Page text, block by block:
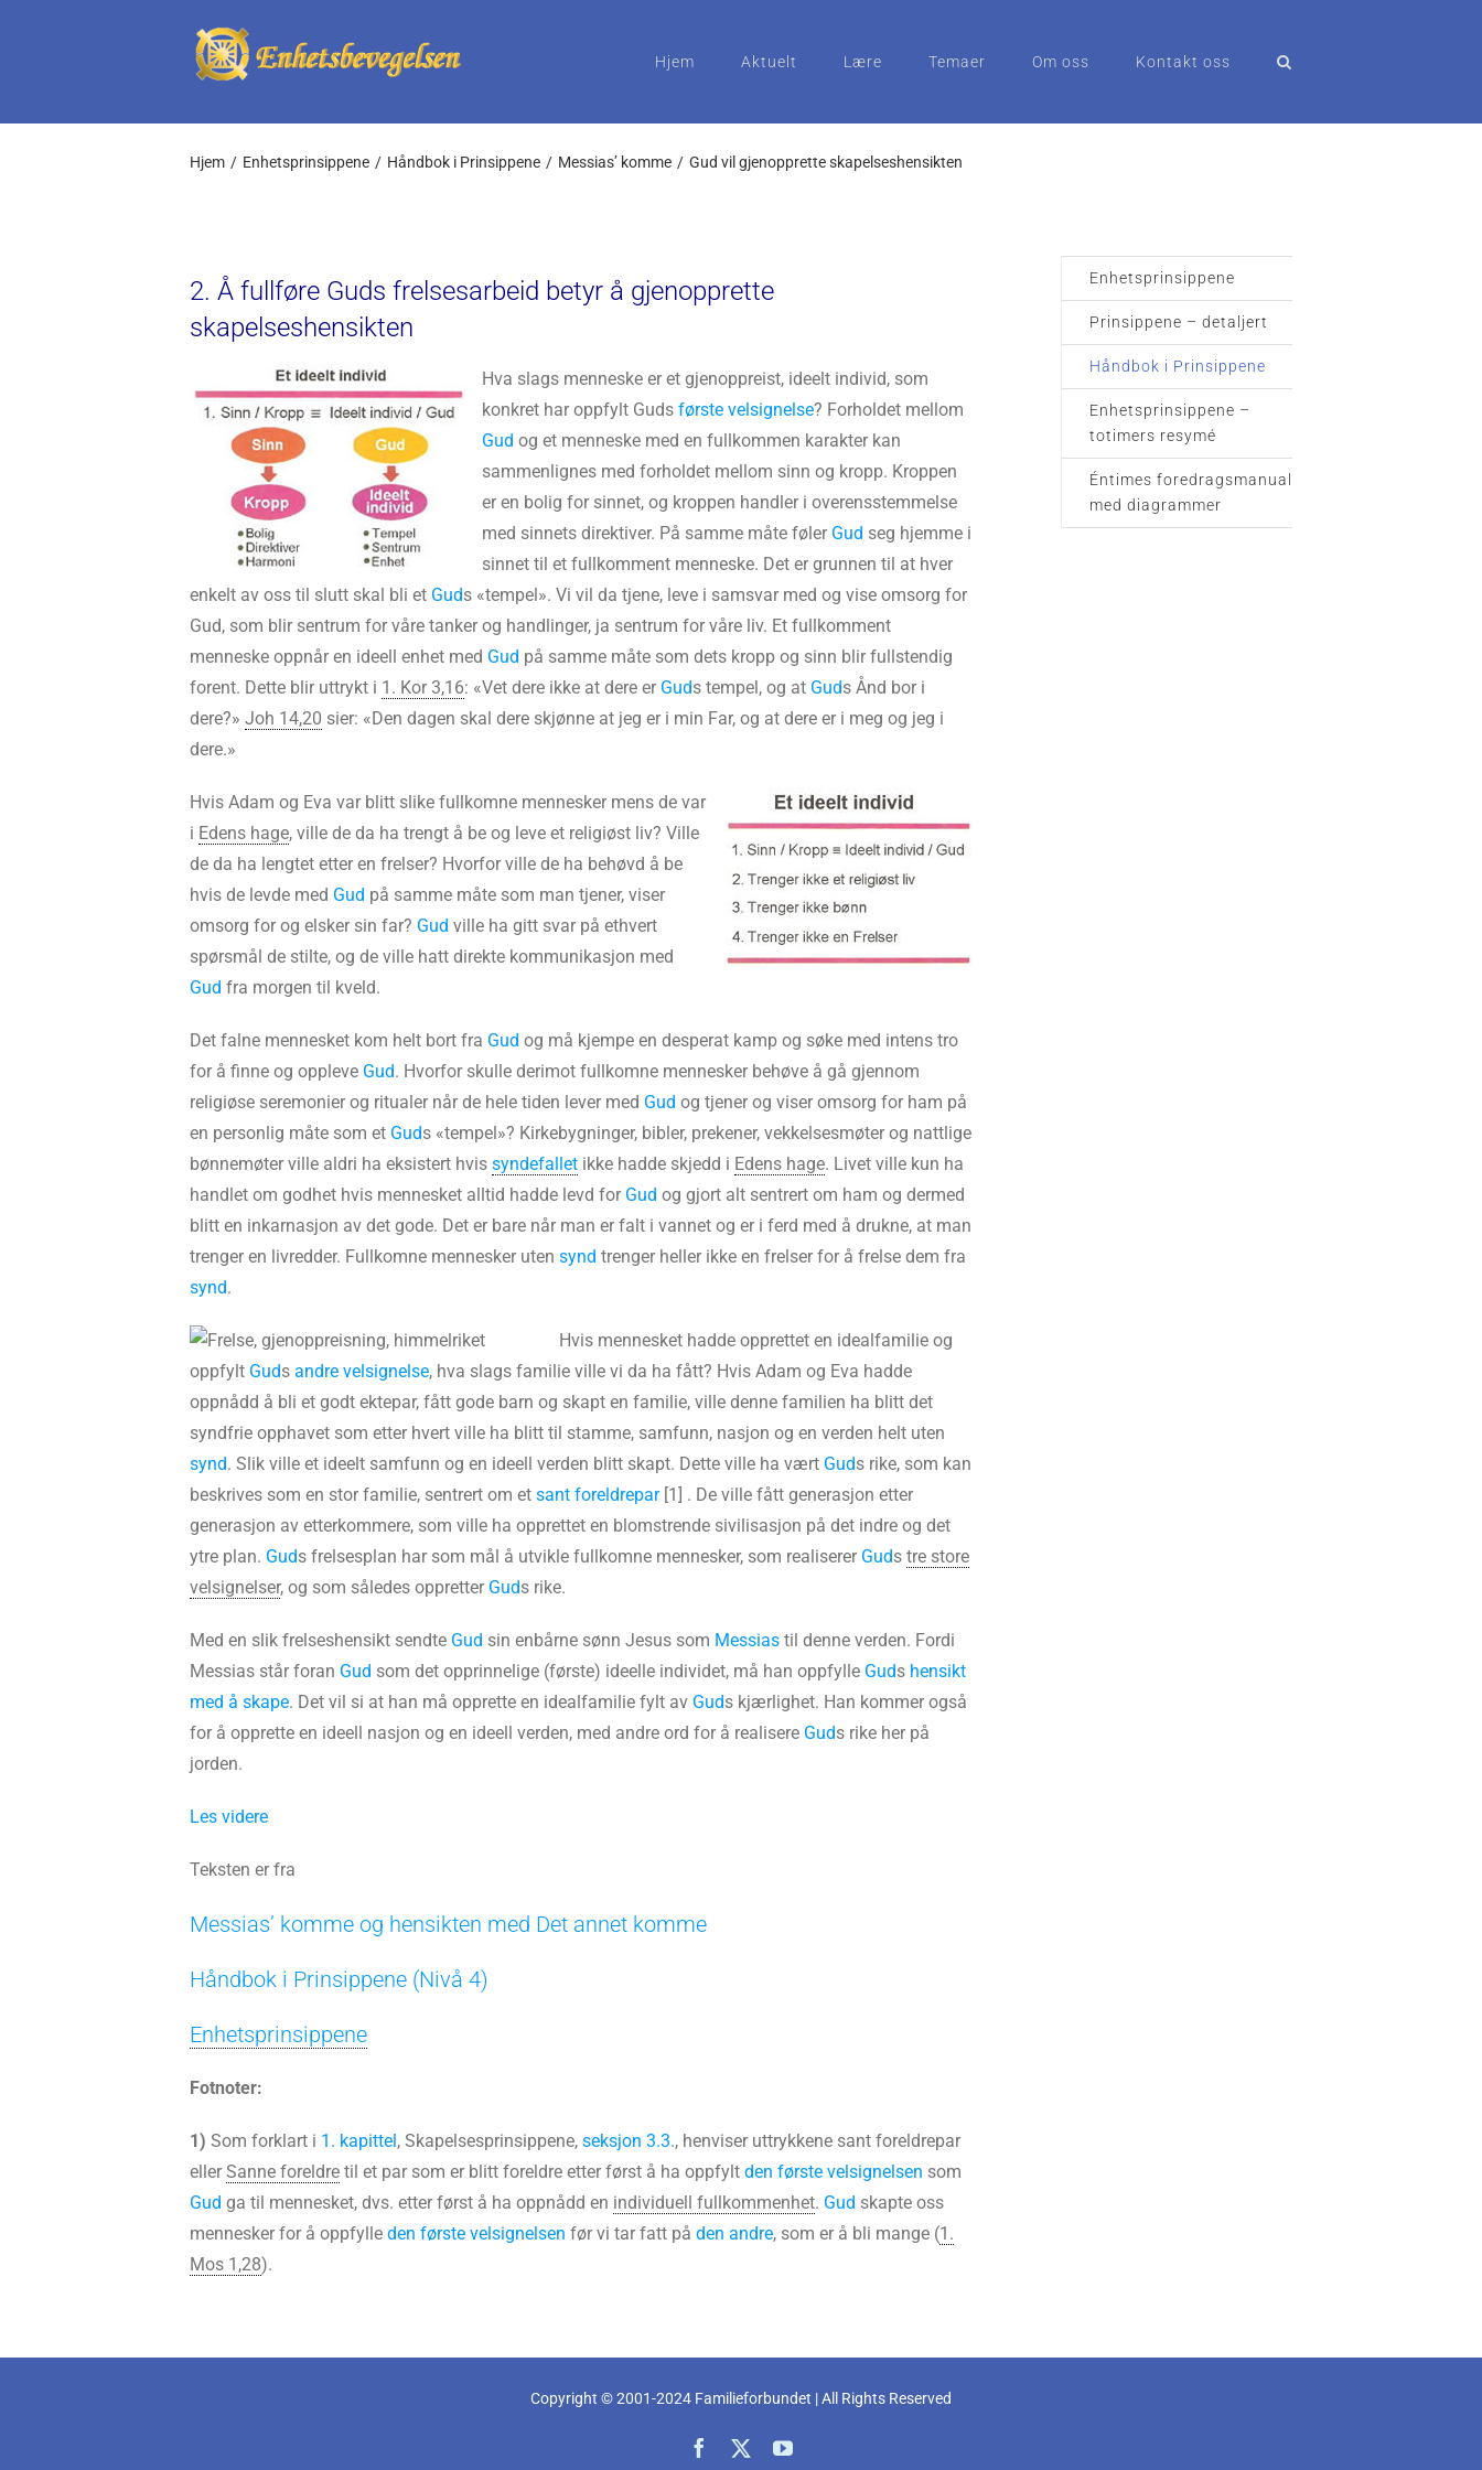
Hjem Aktuelt Lære Temaer Om oss Kontakt oss
Hjem Enhetsprinsippene Håndbok i Prinsippene Messias’ komme Gud vil gjenopprette skapelseshensikten
2. Å fullføre Guds frelsesarbeid betyr å gjenopprette
skapelseshensikten
Hva slags menneske er et gjenoppreist, ideelt individ, som
konkret har oppfylt Guds første velsignelse? Forholdet mellom
Gud og et menneske med en fullkommen karakter kan
sammenlignes med forholdet mellom sinn og kropp. Kroppen
er en bolig for sinnet, og kroppen handler i overensstemmelse
med sinnets direktiver. På samme måte føler Gud seg hjemme i
sinnet til et fullkomment menneske. Det er grunnen til at hver
enkelt av oss til slutt skal bli et Guds «tempel». Vi vil da tjene, leve i samsvar med og vise omsorg for
Gud, som blir sentrum for våre tanker og handlinger, ja sentrum for våre liv. Et fullkomment
menneske oppnår en ideell enhet med Gud på samme måte som dets kropp og sinn blir fullstendig
forent. Dette blir uttrykt i 1. Kor 3,16: «Vet dere ikke at dere er Guds tempel, og at Guds Ånd bor i
dere?» Joh 14,20 sier: «Den dagen skal dere skjønne at jeg er i min Far, og at dere er i meg og jeg i
dere.»
Hvis Adam og Eva var blitt slike fullkomne mennesker mens de var
i Edens hage, ville de da ha trengt å be og leve et religiøst liv? Ville
de da ha lengtet etter en frelser? Hvorfor ville de ha behøvd å be
hvis de levde med Gud på samme måte som man tjener, viser
omsorg for og elsker sin far? Gud ville ha gitt svar på ethvert
spørsmål de stilte, og de ville hatt direkte kommunikasjon med
Gud fra morgen til kveld.
Det falne mennesket kom helt bort fra Gud og må kjempe en desperat kamp og søke med intens tro
for å finne og oppleve Gud. Hvorfor skulle derimot fullkomne mennesker behøve å gå gjennom
religiøse seremonier og ritualer når de hele tiden lever med Gud og tjener og viser omsorg for ham på
en personlig måte som et Guds «tempel»? Kirkebygninger, bibler, prekener, vekkelsesmøter og nattlige
bønnemøter ville aldri ha eksistert hvis syndefallet ikke hadde skjedd i Edens hage. Livet ville kun ha
handlet om godhet hvis mennesket alltid hadde levd for Gud og gjort alt sentrert om ham og dermed
blitt en inkarnasjon av det gode. Det er bare når man er falt i vannet og er i ferd med å drukne, at man
trenger en livredder. Fullkomne mennesker uten synd trenger heller ikke en frelser for å frelse dem fra
synd.
Hvis mennesket hadde opprettet en idealfamilie og
oppfylt Guds andre velsignelse, hva slags familie ville vi da ha fått? Hvis Adam og Eva hadde
oppnådd å bli et godt ektepar, fått gode barn og skapt en familie, ville denne familien ha blitt det
syndfrie opphavet som etter hvert ville ha blitt til stamme, samfunn, nasjon og en verden helt uten
synd. Slik ville et ideelt samfunn og en ideell verden blitt skapt. Dette ville ha vært Guds rike, som kan
beskrives som en stor familie, sentrert om et sant foreldrepar[1] . De ville fått generasjon etter
generasjon av etterkommere, som ville ha opprettet en blomstrende sivilisasjon på det indre og det
ytre plan. Guds frelsesplan har som mål å utvikle fullkomne mennesker, som realiserer Guds tre store
velsignelser, og som således oppretter Guds rike.
Med en slik frelseshensikt sendte Gud sin enbårne sønn Jesus som Messias til denne verden. Fordi
Messias står foran Gud som det opprinnelige (første) ideelle individet, må han oppfylle Guds hensikt
med å skape. Det vil si at han må opprette en idealfamilie fylt av Guds kjærlighet. Han kommer også
for å opprette en ideell nasjon og en ideell verden, med andre ord for å realisere Guds rike her på
jorden.
Les videre
Teksten er fra
Messias’ komme og hensikten med Det annet komme
Håndbok i Prinsippene (Nivå 4)
Enhetsprinsippene
Fotnoter:
1) Som forklart i 1. kapittel , Skapelsesprinsippene, seksjon 3.3., henviser uttrykkene sant foreldrepar
ellerSanne foreldre til et par som er blitt foreldre etter først å ha oppfylt den første velsignelsen som
Gud ga til mennesket, dvs. etter først å ha oppnådd en individuell fullkommenhet. Gud skapte oss
mennesker for å oppfylle den første velsignelsen før vi tar fatt på den andre, som er å bli mange (1.
Mos 1,28).
Enhetsprinsippene
Prinsippene – detaljert
Håndbok i Prinsippene
Enhetsprinsippene –
totimers resymé
Éntimes foredragsmanual
med diagrammer
Copyright © 2001-2024 Familieforbundet | All Rights Reserved
Facebook YouTube